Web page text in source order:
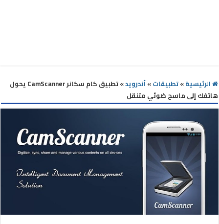
الرئيسية»تطبيقات»أندرويد»
تطبيق كام سكانر CamScanner يحول
هاتفك إلى ماسح ضوئي متنقل